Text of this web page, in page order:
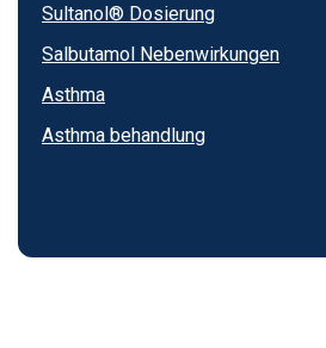
Sultanol® Dosierung
Salbutamol Nebenwirkungen
Asthma
Asthma behandlung